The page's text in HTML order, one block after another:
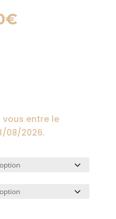
€Plage
vous entre le
08/2026.